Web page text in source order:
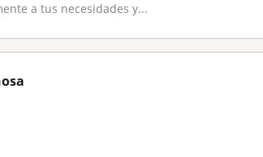
a tus necesidades y...